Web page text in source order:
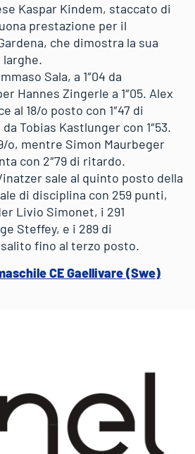
Kaspar Kindem, staccato di
prestazione per il
che dimostra la sua
Sala, a 1″04 da
Hannes Zingerle a 1″05. Alex
al 18/o posto con 1″47 di
Tobias Kastlunger con 1″53.
o, mentre Simon Maurbeger
con 2″79 di ritardo.
sale al quinto posto della
di disciplina con 259 punti,
Livio Simonet, i 291
Steffey, e i 289 di
fino al terzo posto.
CE Gaellivare (Swe)